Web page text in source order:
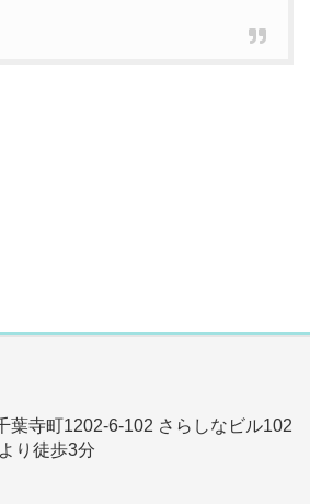
葉寺町1202-6-102 さらしなビル102
り徒歩3分